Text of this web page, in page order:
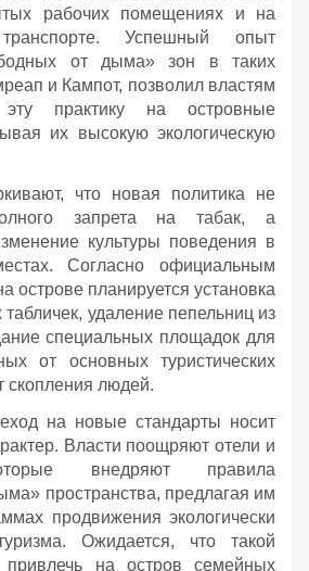
рабочих помещениях и на
Успешный опыт
от дыма» зон в таких
и Кампот, позволил властям
эту практику на островные
их высокую экологическую
что новая политика не
запрета на табак, а
культуры поведения в
Согласно официальным
острове планируется установка
удаление пепельниц из
специальных площадок для
от основных туристических
скопления людей.
на новые стандарты носит
Власти поощряют отели и
внедряют правила
пространства, предлагая им
продвижения экологически
Ожидается, что такой
на остров семейных